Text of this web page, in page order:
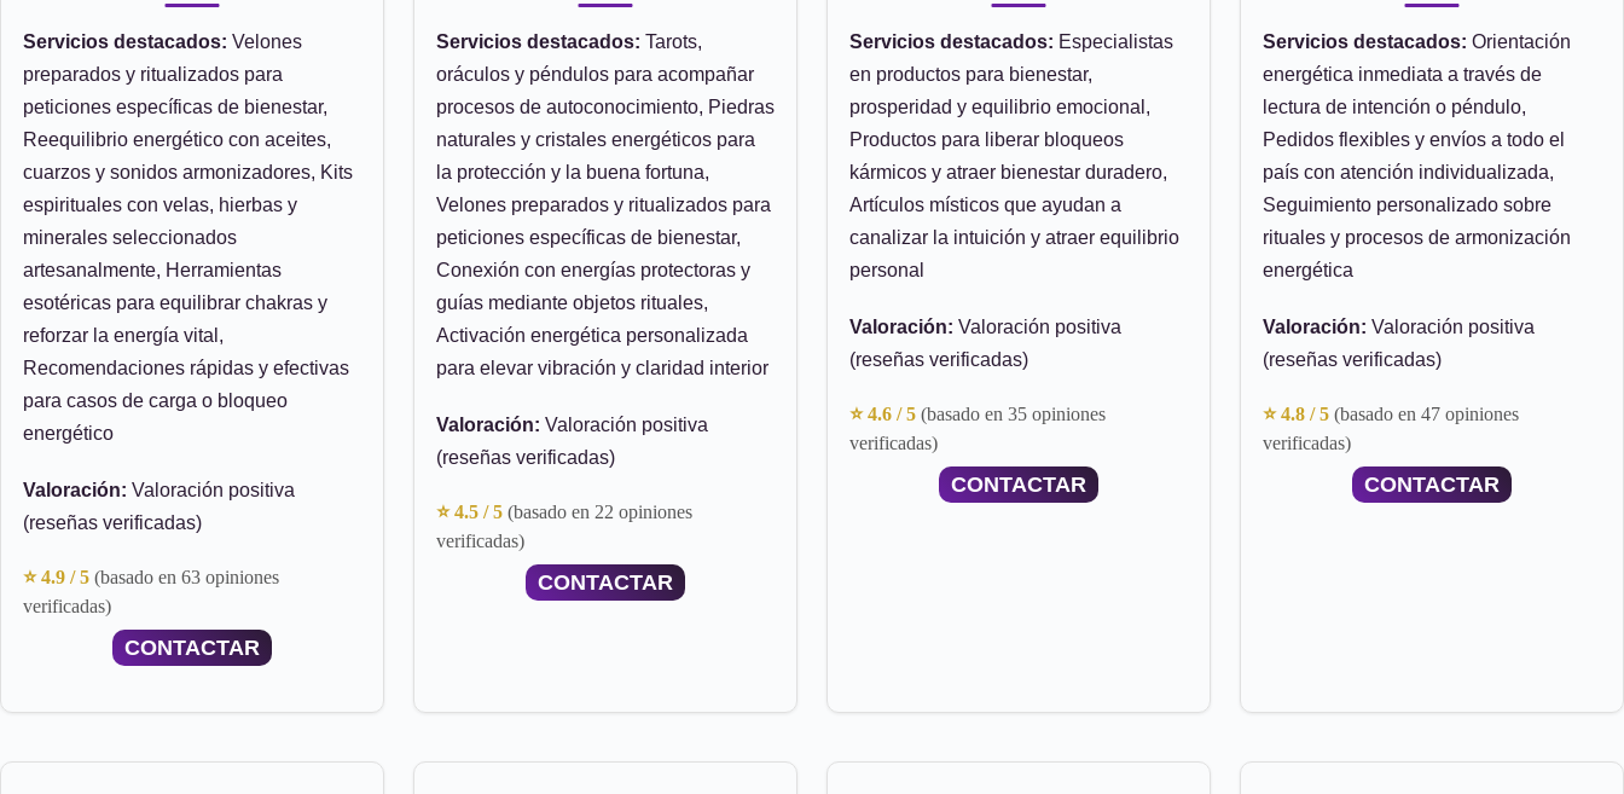
Servicios destacados: Velones
preparados y ritualizados para
peticiones específicas de bienestar,
Reequilibrio energético con aceites,
cuarzos y sonidos armonizadores, Kits
espirituales con velas, hierbas y
minerales seleccionados
artesanalmente, Herramientas
esotéricas para equilibrar chakras y
reforzar la energía vital,
Recomendaciones rápidas y efectivas
para casos de carga o bloqueo
energético
Valoración: Valoración positiva
(reseñas verificadas)
⭐ 4.9 / 5 (basado en 63 opiniones
verificadas)
CONTACTAR
Servicios destacados: Tarots,
oráculos y péndulos para acompañar
procesos de autoconocimiento, Piedras
naturales y cristales energéticos para
la protección y la buena fortuna,
Velones preparados y ritualizados para
peticiones específicas de bienestar,
Conexión con energías protectoras y
guías mediante objetos rituales,
Activación energética personalizada
para elevar vibración y claridad interior
Valoración: Valoración positiva
(reseñas verificadas)
⭐ 4.5 / 5 (basado en 22 opiniones
verificadas)
CONTACTAR
Servicios destacados: Especialistas
en productos para bienestar,
prosperidad y equilibrio emocional,
Productos para liberar bloqueos
kármicos y atraer bienestar duradero,
Artículos místicos que ayudan a
canalizar la intuición y atraer equilibrio
personal
Valoración: Valoración positiva
(reseñas verificadas)
⭐ 4.6 / 5 (basado en 35 opiniones
verificadas)
CONTACTAR
Servicios destacados: Orientación
energética inmediata a través de
lectura de intención o péndulo,
Pedidos flexibles y envíos a todo el
país con atención individualizada,
Seguimiento personalizado sobre
rituales y procesos de armonización
energética
Valoración: Valoración positiva
(reseñas verificadas)
⭐ 4.8 / 5 (basado en 47 opiniones
verificadas)
CONTACTAR